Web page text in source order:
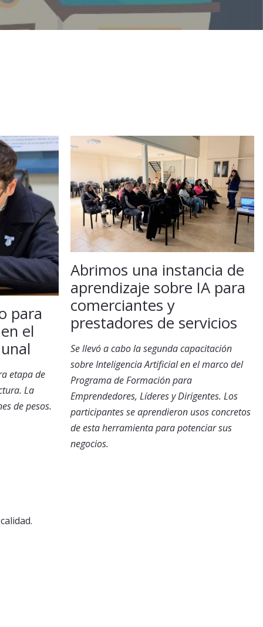
para
el
etapa de
La
de pesos.
Abrimos una instancia de
aprendizaje sobre IA para
comerciantes y
prestadores de servicios
Se llevó a cabo la segunda capacitación
sobre Inteligencia Artificial en el marco del
Programa de Formación para
Emprendedores, Líderes y Dirigentes. Los
participantes se aprendieron usos concretos
de esta herramienta para potenciar sus
negocios.